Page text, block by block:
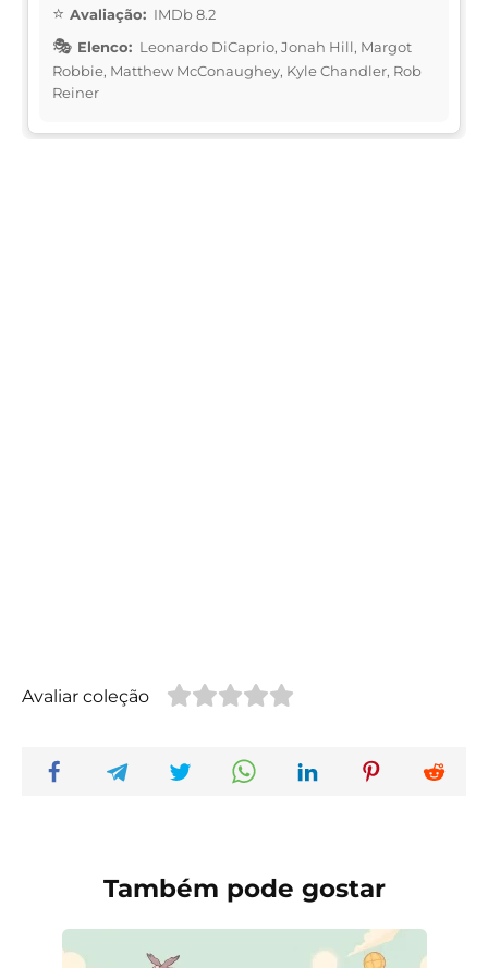
Avaliação: IMDb 8.2
Elenco: Leonardo DiCaprio, Jonah Hill, Margot
Robbie, Matthew McConaughey, Kyle Chandler, Rob
Reiner
Avaliar coleção
Também pode gostar